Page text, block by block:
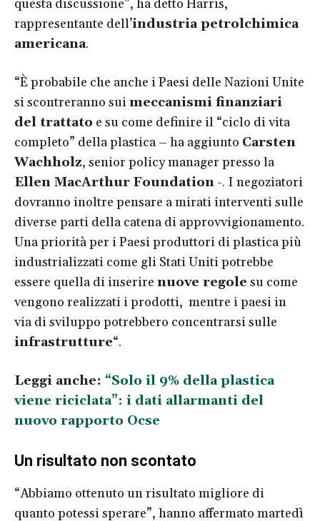
questa discussione”, ha detto Harris,
rappresentante dell’industria petrolchimica
americana.
“È probabile che anche i Paesi delle Nazioni Unite
si scontreranno suimeccanismi finanziari
del trattato e su come definire il “ciclo di vita
completo” della plastica – ha aggiunto Carsten
Wachholz, senior policy manager presso la
Ellen MacArthur Foundation -. I negoziatori
dovranno inoltre pensare a mirati interventi sulle
diverse parti della catena di approvvigionamento.
Una priorità per i Paesi produttori di plastica più
industrializzati come gli Stati Uniti potrebbe
essere quella di inserire nuove regole su come
vengono realizzati i prodotti, mentre i paesi in
via di sviluppo potrebbero concentrarsi sulle
infrastrutture“.
Leggi anche: “Solo il 9% della plastica
viene riciclata”: i dati allarmanti del
nuovo rapporto Ocse
Un risultato non scontato
“Abbiamo ottenuto un risultato migliore di
quanto potessi sperare”, hanno affermato martedì